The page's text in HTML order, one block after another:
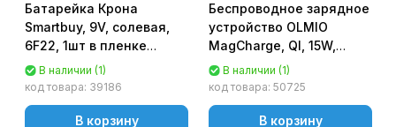
Батарейка Крона
Smartbuy, 9V, солевая,
6F22, 1шт в пленке
[SBBZ-9V01S]
В наличии (1)
код товара: 39186
В корзину
Беспроводное зарядное
устройство OLMIO
MagCharge, QI, 15W,
черное
В наличии (1)
код товара: 50725
В корзину